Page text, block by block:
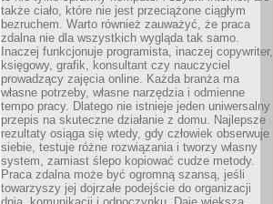
także ciało, które nie jest przeciążone ciągłym
bezruchem. Warto również zauważyć, że praca
zdalna nie dla wszystkich wygląda tak samo.
Inaczej funkcjonuje programista, inaczej copywriter,
księgowy, grafik, konsultant czy nauczyciel
prowadzący zajęcia online. Każda branża ma
własne potrzeby, własne narzędzia i odmienne
tempo pracy. Dlatego nie istnieje jeden uniwersalny
przepis na skuteczne działanie z domu. Najlepsze
rezultaty osiąga się wtedy, gdy człowiek obserwuje
siebie, testuje różne rozwiązania i tworzy własny
system, zamiast ślepo kopiować cudze metody.
Praca zdalna może być ogromną szansą, jeśli
towarzyszy jej dojrzałe podejście do organizacji